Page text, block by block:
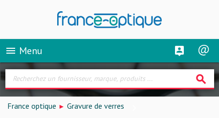
menu Menu
search
France optique Gravure de verres